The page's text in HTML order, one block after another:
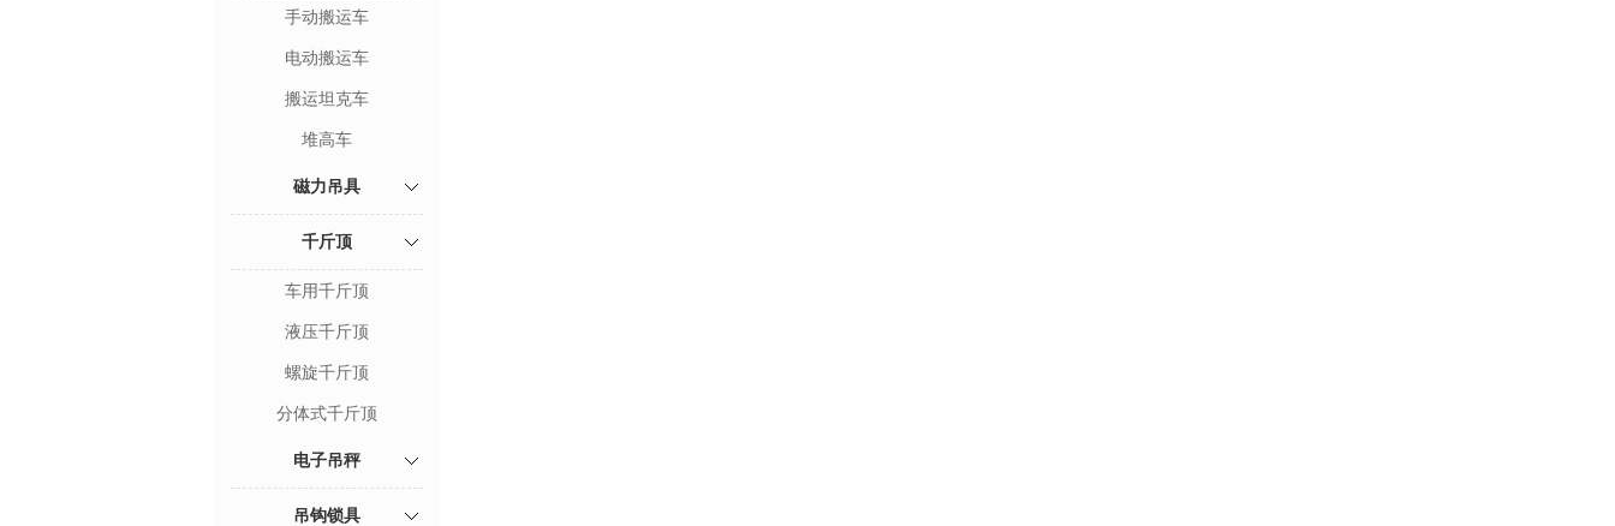
手动搬运车
电动搬运车
搬运坦克车
堆高车
磁力吊具
千斤顶
车用千斤顶
液压千斤顶
螺旋千斤顶
分体式千斤顶
电子吊秤
吊钩锁具